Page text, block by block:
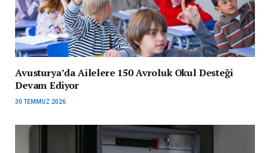
Avusturya’da Ailelere 150 Avroluk Okul Desteği
Devam Ediyor
30 TEMMUZ 2026